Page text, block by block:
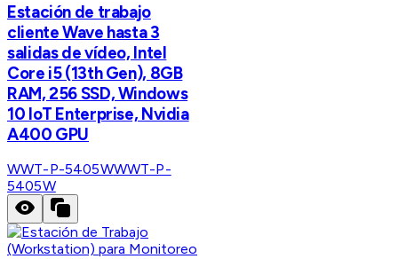
Estación de trabajo
cliente Wave hasta 3
salidas de vídeo, Intel
Core i5 (13th Gen), 8GB
RAM, 256 SSD, Windows
10 IoT Enterprise, Nvidia
A400 GPU
WWT-P-5405WWWT-P-
5405W